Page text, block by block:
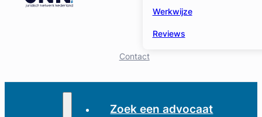
Werkwijze
Reviews
Contact
Zoek een advocaat